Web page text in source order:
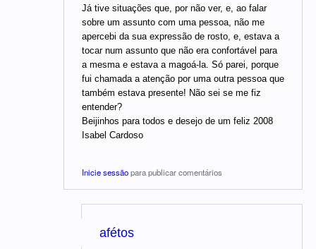
Já tive situações que, por não ver, e, ao falar
sobre um assunto com uma pessoa, não me
apercebi da sua expressão de rosto, e, estava a
tocar num assunto que não era confortável para
a mesma e estava a magoá-la. Só parei, porque
fui chamada a atenção por uma outra pessoa que
também estava presente! Não sei se me fiz
entender?
Beijinhos para todos e desejo de um feliz 2008
Isabel Cardoso
Inicie sessãopara publicar comentários
afétos